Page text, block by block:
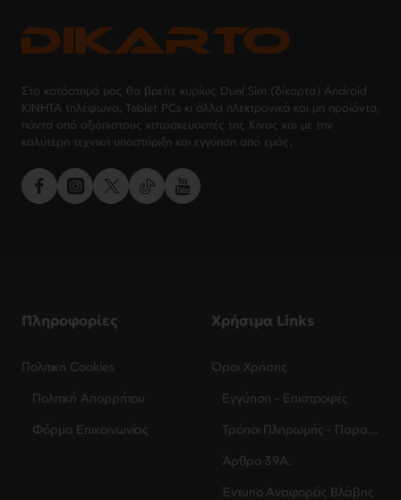
Στο κατάστημά μας θα βρείτε κυρίως Dual Sim (δίκαρτα) Android
ΚΙΝΗΤΑ τηλέφωνα, Tablet PCs κι άλλα ηλεκτρονικά και μη προϊόντα,
πάντα από αξιόπιστους κατασκευαστές της Κίνας και με την
καλύτερη τεχνική υποστήριξη και εγγύηση από εμάς.
Πληροφορίες
Πολιτική Cookies
Πολιτική Απορρήτου
Φόρμα Επικοινωνίας
Χρήσιμα Links
Όροι Χρήσης
Εγγύηση - Επιστροφές
Άρθρο 39Α.
Έντυπο Αναφοράς Βλάβης